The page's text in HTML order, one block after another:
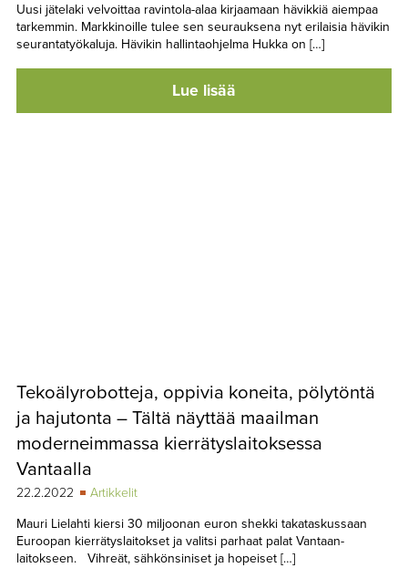
Uusi jätelaki velvoittaa ravintola-alaa kirjaamaan hävikkiä aiempaa
tarkemmin. Markkinoille tulee sen seurauksena nyt erilaisia hävikin
seurantatyökaluja. Hävikin hallintaohjelma Hukka on […]
Lue lisää
Tekoälyrobotteja, oppivia koneita, pölytöntä
ja hajutonta – Tältä näyttää maailman
moderneimmassa kierrätyslaitoksessa
Vantaalla
22.2.2022
Artikkelit
Mauri Lielahti kiersi 30 miljoonan euron shekki takataskussaan
Euroopan kierrätyslaitokset ja valitsi parhaat palat Vantaan-
laitokseen. Vihreät, sähkönsiniset ja hopeiset […]